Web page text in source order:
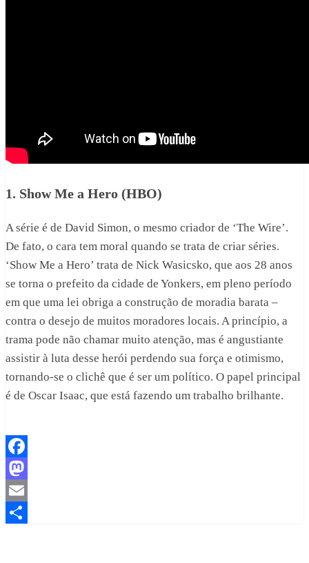
1. Show Me a Hero (HBO)
A série é de David Simon, o mesmo criador de ‘The Wire’.
De fato, o cara tem moral quando se trata de criar séries.
‘Show Me a Hero’ trata de Nick Wasicsko, que aos 28 anos
se torna o prefeito da cidade de Yonkers, em pleno período
em que uma lei obriga a construção de moradia barata –
contra o desejo de muitos moradores locais. A princípio, a
trama pode não chamar muito atenção, mas é angustiante
assistir à luta desse herói perdendo sua força e otimismo,
tornando-se o clichê que é ser um político. O papel principal
é de Oscar Isaac, que está fazendo um trabalho brilhante.
Facebook
Mastodon
Email